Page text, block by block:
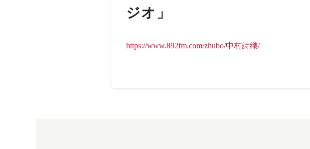
ジオ」
https://www.892fm.com/zhubo/中村詩織/